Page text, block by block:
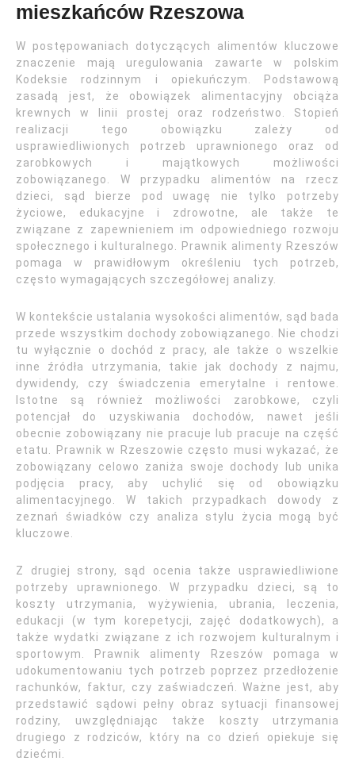
mieszkańców Rzeszowa
W postępowaniach dotyczących alimentów kluczowe
znaczenie mają uregulowania zawarte w polskim
Kodeksie rodzinnym i opiekuńczym. Podstawową
zasadą jest, że obowiązek alimentacyjny obciąża
krewnych w linii prostej oraz rodzeństwo. Stopień
realizacji tego obowiązku zależy od
usprawiedliwionych potrzeb uprawnionego oraz od
zarobkowych i majątkowych możliwości
zobowiązanego. W przypadku alimentów na rzecz
dzieci, sąd bierze pod uwagę nie tylko potrzeby
życiowe, edukacyjne i zdrowotne, ale także te
związane z zapewnieniem im odpowiedniego rozwoju
społecznego i kulturalnego. Prawnik alimenty Rzeszów
pomaga w prawidłowym określeniu tych potrzeb,
często wymagających szczegółowej analizy.
W kontekście ustalania wysokości alimentów, sąd bada
przede wszystkim dochody zobowiązanego. Nie chodzi
tu wyłącznie o dochód z pracy, ale także o wszelkie
inne źródła utrzymania, takie jak dochody z najmu,
dywidendy, czy świadczenia emerytalne i rentowe.
Istotne są również możliwości zarobkowe, czyli
potencjał do uzyskiwania dochodów, nawet jeśli
obecnie zobowiązany nie pracuje lub pracuje na część
etatu. Prawnik w Rzeszowie często musi wykazać, że
zobowiązany celowo zaniża swoje dochody lub unika
podjęcia pracy, aby uchylić się od obowiązku
alimentacyjnego. W takich przypadkach dowody z
zeznań świadków czy analiza stylu życia mogą być
kluczowe.
Z drugiej strony, sąd ocenia także usprawiedliwione
potrzeby uprawnionego. W przypadku dzieci, są to
koszty utrzymania, wyżywienia, ubrania, leczenia,
edukacji (w tym korepetycji, zajęć dodatkowych), a
także wydatki związane z ich rozwojem kulturalnym i
sportowym. Prawnik alimenty Rzeszów pomaga w
udokumentowaniu tych potrzeb poprzez przedłożenie
rachunków, faktur, czy zaświadczeń. Ważne jest, aby
przedstawić sądowi pełny obraz sytuacji finansowej
rodziny, uwzględniając także koszty utrzymania
drugiego z rodziców, który na co dzień opiekuje się
dziećmi.